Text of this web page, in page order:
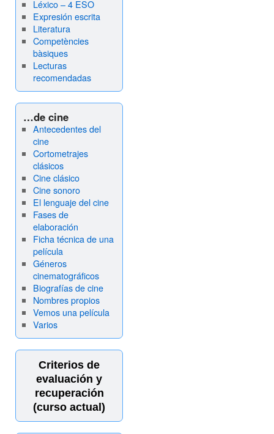
Léxico – 4 ESO
Expresión escrita
Literatura
Competències
bàsiques
Lecturas
recomendadas
…de cine
Antecedentes del
cine
Cortometrajes
clásicos
Cine clásico
Cine sonoro
El lenguaje del cine
Fases de
elaboración
Ficha técnica de una
película
Géneros
cinematográficos
Biografías de cine
Nombres propios
Vemos una película
Varios
Criterios de
evaluación y
recuperación
(curso actual)